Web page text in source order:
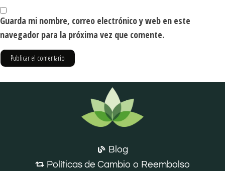
Guarda mi nombre, correo electrónico y web en este
navegador para la próxima vez que comente.
Blog
Políticas de Cambio o Reembolso